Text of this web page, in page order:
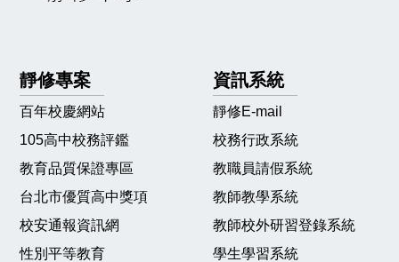
靜修專案
百年校慶網站
105高中校務評鑑
教育品質保證專區
台北市優質高中獎項
校安通報資訊網
性別平等教育
資訊系統
靜修E-mail
校務行政系統
教職員請假系統
教師教學系統
教師校外研習登錄系統
學生學習系統